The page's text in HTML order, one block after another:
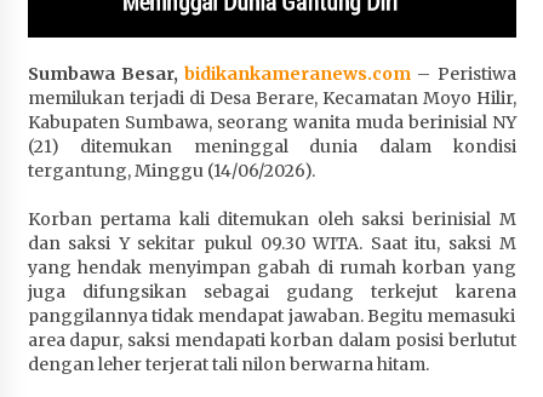
Penurunan Stunting di Sumbawa
Wabup Ansori Apresiasi Rekomendasi dan
Pandangan Fraksi – Fraksi DPRD Sumbawa
1 bulan ago
Cabor yang Akan Berjuang pada PORPROV XII
NTB 2026
1 bulan ago
BAZNAS Kabupaten Sumbawa Salurkan Bantuan
Program 100 Mustahik Per Desa di Desa Teluk
Santong
Sumbawa Besar, bidikankameranews.com – Peristiwa
memilukan terjadi di Desa Berare, Kecamatan Moyo Hilir,
Kabupaten Sumbawa, seorang wanita muda berinisial NY
(21) ditemukan meninggal dunia dalam kondisi
tergantung, Minggu (14/06/2026).
Korban pertama kali ditemukan oleh saksi berinisial M
dan saksi Y sekitar pukul 09.30 WITA. Saat itu, saksi M
yang hendak menyimpan gabah di rumah korban yang
juga difungsikan sebagai gudang terkejut karena
panggilannya tidak mendapat jawaban. Begitu memasuki
area dapur, saksi mendapati korban dalam posisi berlutut
dengan leher terjerat tali nilon berwarna hitam.